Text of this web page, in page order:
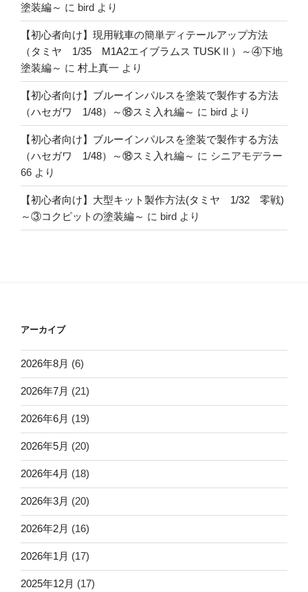
塗装編～ に bird より
【初心者向け】現用戦車の簡単ディテールアップ方法
（タミヤ 1/35 M1A2エイブラムス TUSKⅡ）～④下地
塗装編～ に 村上真一 より
【初心者向け】ブルーインパルスを塗装で製作する方法
（ハセガワ 1/48）～⑱スミ入れ編～ に bird より
【初心者向け】ブルーインパルスを塗装で製作する方法
（ハセガワ 1/48）～⑱スミ入れ編～ に シニアモデラー
66 より
【初心者向け】大型キット製作方法(タミヤ 1/32 零戦)
～③コクピットの塗装編～ に bird より
アーカイブ
2026年8月 (6)
2026年7月 (21)
2026年6月 (19)
2026年5月 (20)
2026年4月 (18)
2026年3月 (20)
2026年2月 (16)
2026年1月 (17)
2025年12月 (17)